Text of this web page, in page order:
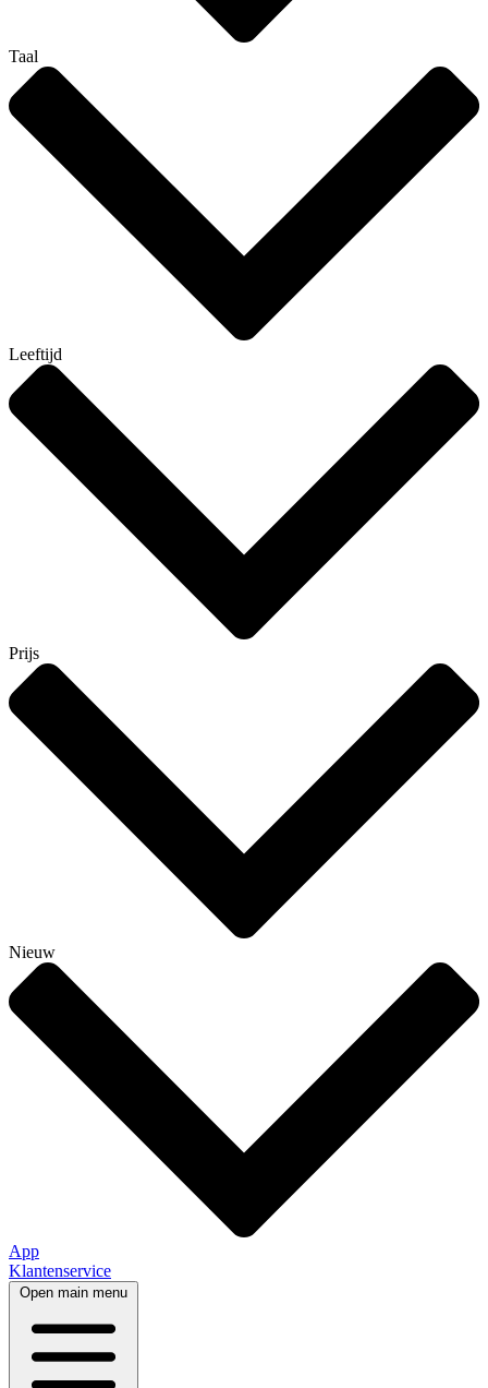
Taal
Leeftijd
Prijs
Nieuw
App
Klantenservice
Open main menu